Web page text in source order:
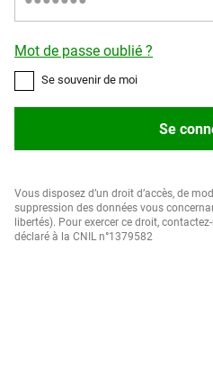
Mot de passe oublié ?
Se souvenir de moi
Se
Vous disposez d’un droit d’accès, de
suppression des données vous
libertés). Pour exercer ce droit,
déclaré à la CNIL n°1379582